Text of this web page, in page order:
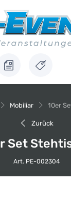
Mobiliar 10er
Zurück
Set
Art. PE-002304